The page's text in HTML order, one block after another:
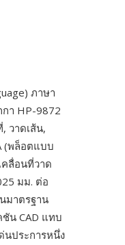
ภาษา
า HP-9872
วาดเส้น,
(พล็อตแบบ
ลื่อนที่วาด
มม. ต่อ
มาตรฐาน
น CAD แทบ
นประการหนึ่ง